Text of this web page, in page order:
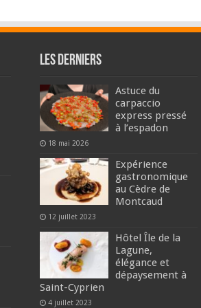
Les derniers
Astuce du
carpaccio
express pressé
à l’espadon
18 mai 2026
Expérience
gastronomique
au Cèdre de
Montcaud
12 juillet 2023
Hôtel Île de la
Lagune,
élégance et
dépaysement à
Saint-Cyprien
4 juillet 2023